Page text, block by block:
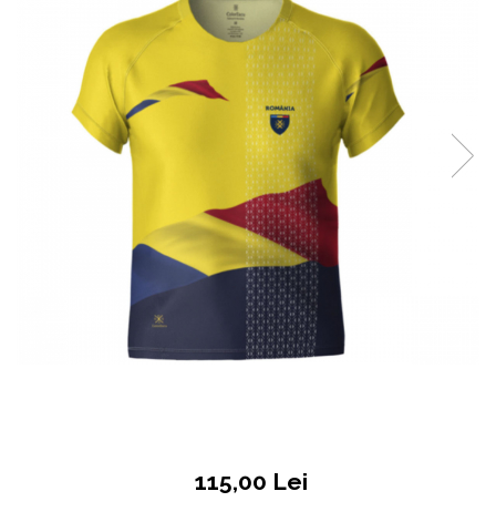
Haine dacice
Simboluri tradiționale reinterpretate
Tricouri cu mesaje de bine
Tricouri de poveste
Carduri Cadou
Colecția Cucuteni Neamț
115,00 Lei